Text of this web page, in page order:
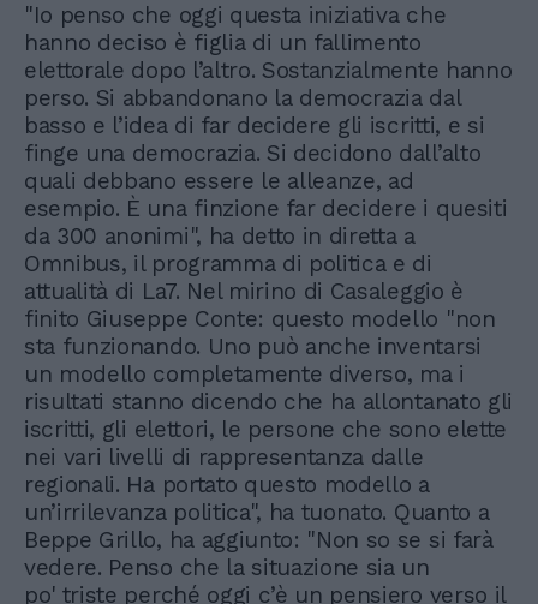
"Io penso che oggi questa iniziativa che
hanno deciso è figlia di un fallimento
elettorale dopo l’altro. Sostanzialmente hanno
perso. Si abbandonano la democrazia dal
basso e l’idea di far decidere gli iscritti, e si
finge una democrazia. Si decidono dall’alto
quali debbano essere le alleanze, ad
esempio. È una finzione far decidere i quesiti
da 300 anonimi", ha detto in diretta a
Omnibus, il programma di politica e di
attualità di La7. Nel mirino di Casaleggio è
finito Giuseppe Conte: questo modello "non
sta funzionando. Uno può anche inventarsi
un modello completamente diverso, ma i
risultati stanno dicendo che ha allontanato gli
iscritti, gli elettori, le persone che sono elette
nei vari livelli di rappresentanza dalle
regionali. Ha portato questo modello a
un’irrilevanza politica", ha tuonato. Quanto a
Beppe Grillo, ha aggiunto: "Non so se si farà
vedere. Penso che la situazione sia un
po' triste perché oggi c’è un pensiero verso il